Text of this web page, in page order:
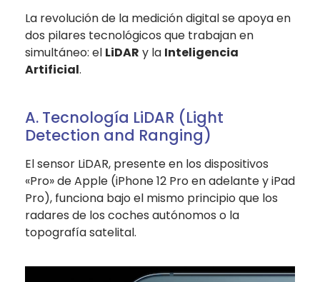
La revolución de la medición digital se apoya en
dos pilares tecnológicos que trabajan en
simultáneo: el LiDAR y la Inteligencia
Artificial.
A. Tecnología LiDAR (Light
Detection and Ranging)
El sensor LiDAR, presente en los dispositivos
«Pro» de Apple (iPhone 12 Pro en adelante y iPad
Pro), funciona bajo el mismo principio que los
radares de los coches autónomos o la
topografía satelital.